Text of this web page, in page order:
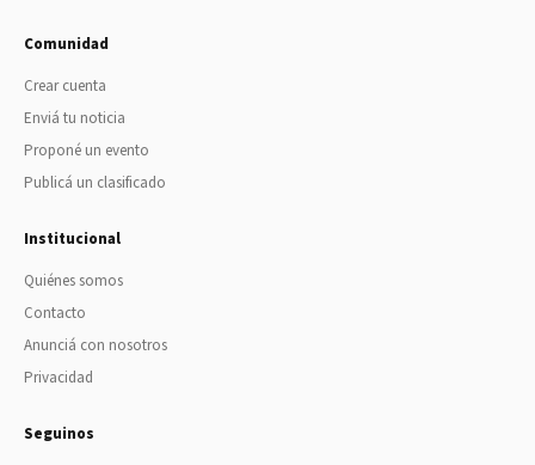
Comunidad
Crear cuenta
Enviá tu noticia
Proponé un evento
Publicá un clasificado
Institucional
Quiénes somos
Contacto
Anunciá con nosotros
Privacidad
Seguinos